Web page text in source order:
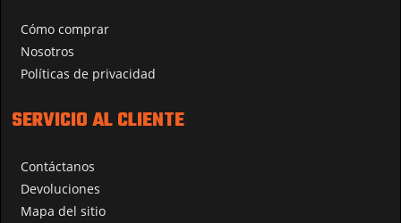
Cómo comprar
Nosotros
Políticas de privacidad
SERVICIO AL CLIENTE
Contáctanos
Devoluciones
Mapa del sitio